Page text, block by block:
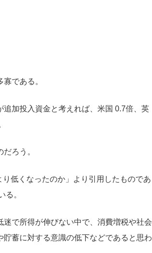
である。
加投入資金と考えれば、米国 0.7倍、英
ろう。
低くなったのか」より引用したものであ
る。
で所得が伸びない中で、消費増税や社会
蓄に対する意識の低下などであると思わ